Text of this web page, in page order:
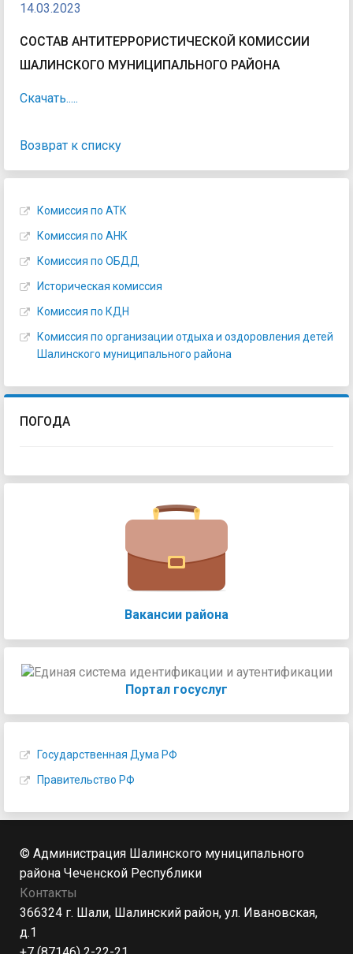
14.03.2023
СОСТАВ АНТИТЕРРОРИСТИЧЕСКОЙ КОМИССИИ
ШАЛИНСКОГО МУНИЦИПАЛЬНОГО РАЙОНА
Скачать.....
Возврат к списку
Комиссия по АТК
Комиссия по АНК
Комиссия по ОБДД
Историческая комиссия
Комиссия по КДН
Комиссия по организации отдыха и оздоровления детей
Шалинского муниципального района
ПОГОДА
Вакансии района
Портал госуслуг
Государственная Дума РФ
Правительство РФ
© Администрация Шалинского муниципального
района Чеченской Республики
Контакты
366324 г. Шали, Шалинский район, ул. Ивановская,
д.1